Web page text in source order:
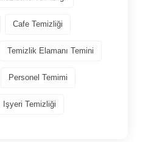
Cafe Temizliği
Temizlik Elamanı Temini
Personel Temimi
Işyeri Temizliği